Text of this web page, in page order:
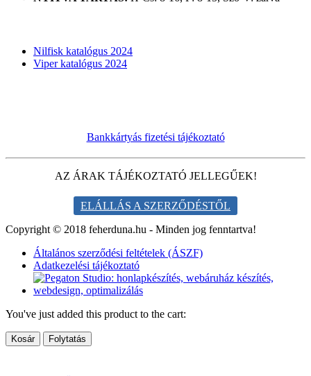
Nilfisk katalógus 2024
Viper katalógus 2024
Bankkártyás fizetési tájékoztató
AZ ÁRAK TÁJÉKOZTATÓ JELLEGŰEK!
ELÁLLÁS A SZERZŐDÉSTŐL
Copyright © 2018 feherduna.hu - Minden jog fenntartva!
Általános szerződési feltételek (ÁSZF)
Adatkezelési tájékoztató
You've just added this product to the cart:
Kosár Folytatás